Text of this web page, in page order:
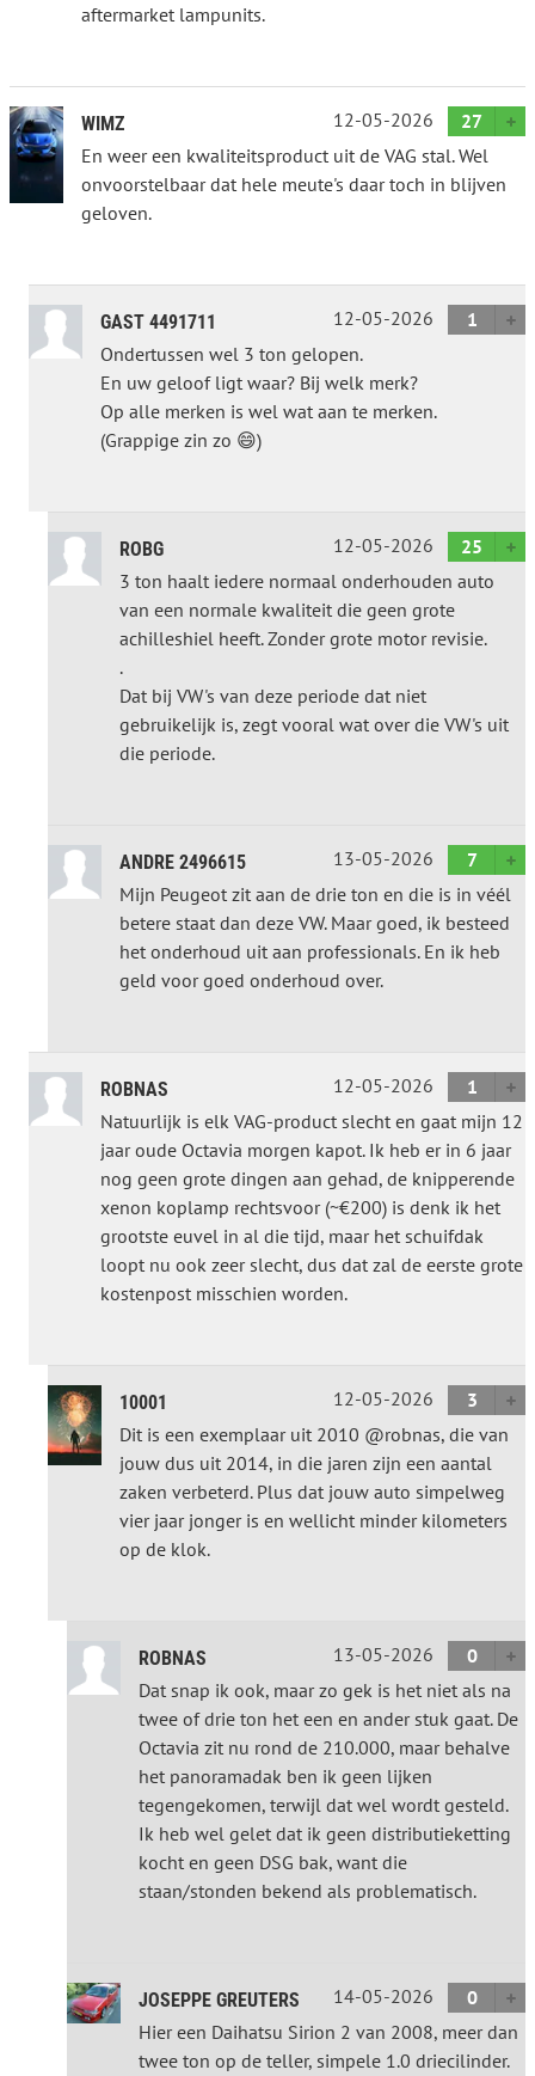
aftermarket lampunits.
WIMZ 12-05-2026
27
En weer een kwaliteitsproduct uit de VAG stal. Wel
onvoorstelbaar dat hele meute's daar toch in blijven
geloven.
GAST 4491711 12-05-2026
1
Ondertussen wel 3 ton gelopen.
En uw geloof ligt waar? Bij welk merk?
Op alle merken is wel wat aan te merken.
(Grappige zin zo 😄)
ROBG 12-05-2026
25
3 ton haalt iedere normaal onderhouden auto
van een normale kwaliteit die geen grote
achilleshiel heeft. Zonder grote motor revisie.
.
Dat bij VW's van deze periode dat niet
gebruikelijk is, zegt vooral wat over die VW's uit
die periode.
ANDRE 2496615 13-05-2026
7
Mijn Peugeot zit aan de drie ton en die is in véél
betere staat dan deze VW. Maar goed, ik besteed
het onderhoud uit aan professionals. En ik heb
geld voor goed onderhoud over.
ROBNAS 12-05-2026
1
Natuurlijk is elk VAG-product slecht en gaat mijn 12
jaar oude Octavia morgen kapot. Ik heb er in 6 jaar
nog geen grote dingen aan gehad, de knipperende
xenon koplamp rechtsvoor (~€200) is denk ik het
grootste euvel in al die tijd, maar het schuifdak
loopt nu ook zeer slecht, dus dat zal de eerste grote
kostenpost misschien worden.
10001 12-05-2026
3
Dit is een exemplaar uit 2010 @robnas, die van
jouw dus uit 2014, in die jaren zijn een aantal
zaken verbeterd. Plus dat jouw auto simpelweg
vier jaar jonger is en wellicht minder kilometers
op de klok.
ROBNAS 13-05-2026
0
Dat snap ik ook, maar zo gek is het niet als na
twee of drie ton het een en ander stuk gaat. De
Octavia zit nu rond de 210.000, maar behalve
het panoramadak ben ik geen lijken
tegengekomen, terwijl dat wel wordt gesteld.
Ik heb wel gelet dat ik geen distributieketting
kocht en geen DSG bak, want die
staan/stonden bekend als problematisch.
JOSEPPE GREUTERS 14-05-2026
0
Hier een Daihatsu Sirion 2 van 2008, meer dan
twee ton op de teller, simpele 1.0 driecilinder.